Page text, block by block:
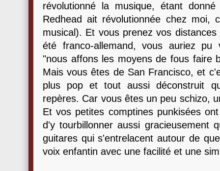
révolutionné la musique, étant
Redhead ait révolutionnée chez moi,
musical). Et vous prenez vos
été franco-allemand, vous auriez
"nous affons les moyens de fous faire
Mais vous êtes de San Francisco, et
plus pop et tout aussi déconstruit
repères. Car vous êtes un peu schizo,
Et vos petites comptines punkisées
d'y tourbillonner aussi gracieusement
guitares qui s'entrelacent autour de
voix enfantin avec une facilité et une